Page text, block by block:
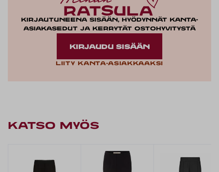
Kirjautuneena sisään, hyödynnät kanta-
asiakasedut ja kerrytät ostohyvitystä
KIRJAUDU SISÄÄN
Liity kanta-asiakkaaksi
KATSO MYÖS